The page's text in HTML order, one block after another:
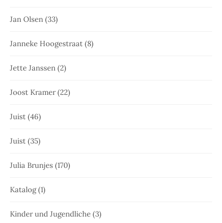
Jan Olsen (33)
Janneke Hoogestraat (8)
Jette Janssen (2)
Joost Kramer(22)
Juist (46)
Juist (35)
Julia Brunjes (170)
Katalog(1)
Kinder und Jugendliche (3)